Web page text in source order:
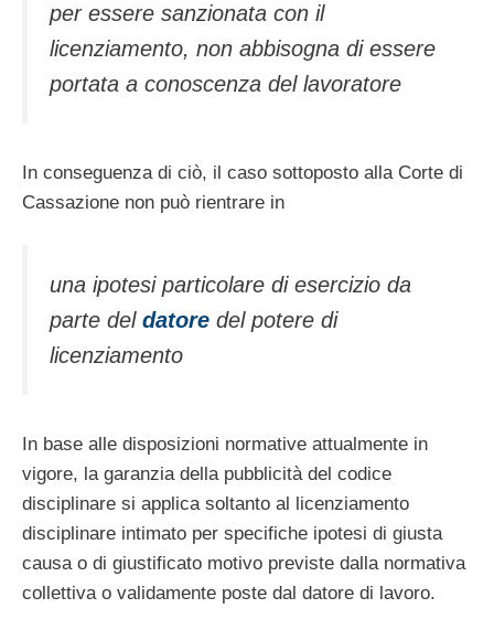
per essere sanzionata con il
licenziamento, non abbisogna di essere
portata a conoscenza del lavoratore
In conseguenza di ciò, il caso sottoposto alla Corte di
Cassazione non può rientrare in
una ipotesi particolare di esercizio da
parte del datore del potere di
licenziamento
In base alle disposizioni normative attualmente in
vigore, la garanzia della pubblicità del codice
disciplinare si applica soltanto al licenziamento
disciplinare intimato per specifiche ipotesi di giusta
causa o di giustificato motivo previste dalla normativa
collettiva o validamente poste dal datore di lavoro.